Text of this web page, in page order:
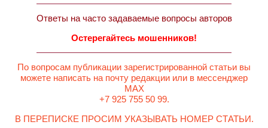
Ответы на часто задаваемые вопросы авторов
Остерегайтесь мошенников!
По вопросам публикации зарегистрированной статьи вы
можете написать на почту редакции или в мессенджер
MAX
+7 925 755 50 99.
В ПЕРЕПИСКЕ ПРОСИМ УКАЗЫВАТЬ НОМЕР СТАТЬИ.